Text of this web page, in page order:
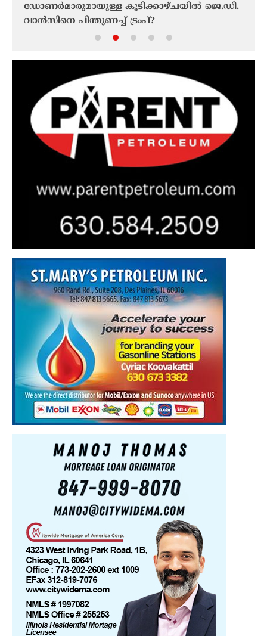
ഡോണർമാരുമായുള്ള കൂടിക്കാഴ്ചയിൽ ജെ.ഡി.
വാൻസിനെ പിന്തുണച്ച് ട്രംപ്?